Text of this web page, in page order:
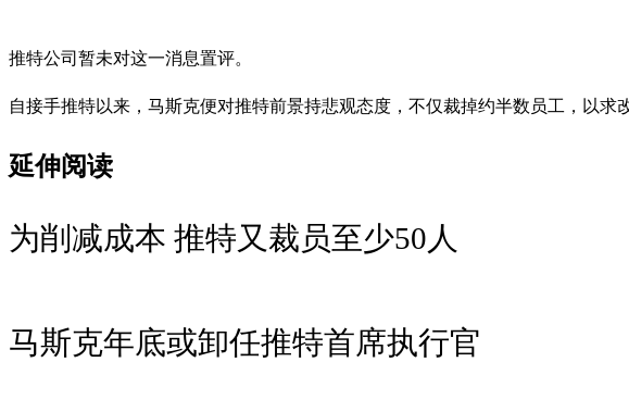
推特公司暂未对这一消息置评。
自接手推特以来，马斯克便对推特前景持悲观态度，不仅裁掉约半数员工，以求
延伸阅读
为削减成本 推特又裁员至少50人
马斯克年底或卸任推特首席执行官